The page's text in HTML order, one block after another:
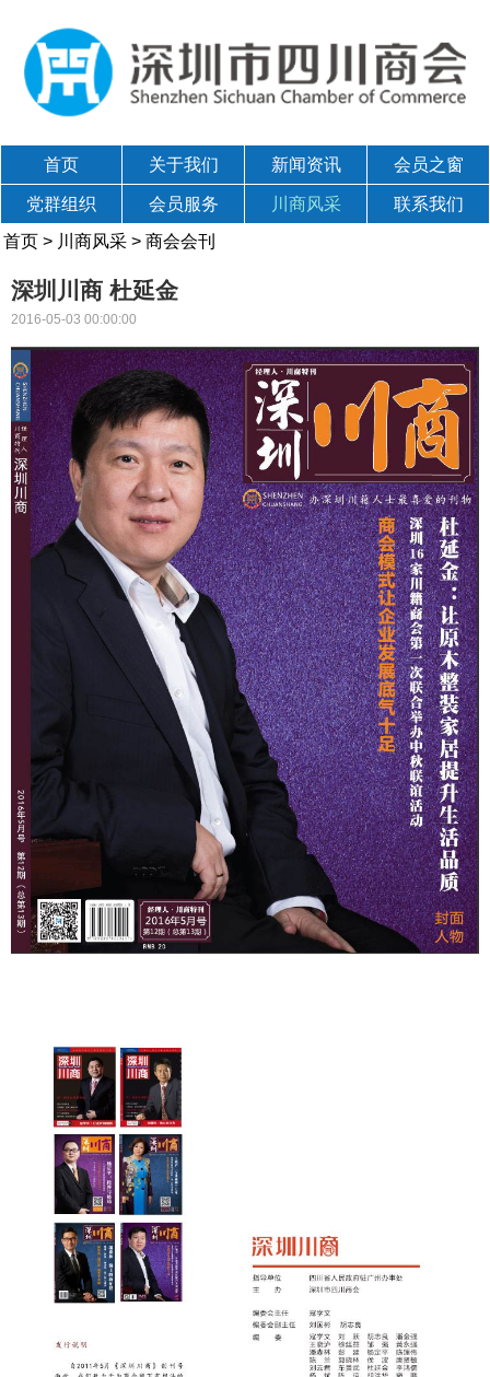
首页 关于我们 新闻资讯 会员之窗
党群组织 会员服务 川商风采
联系我们
首页 > 川商风采 > 商会会刊
深圳川商 杜延金
2016-05-03 00:00:00